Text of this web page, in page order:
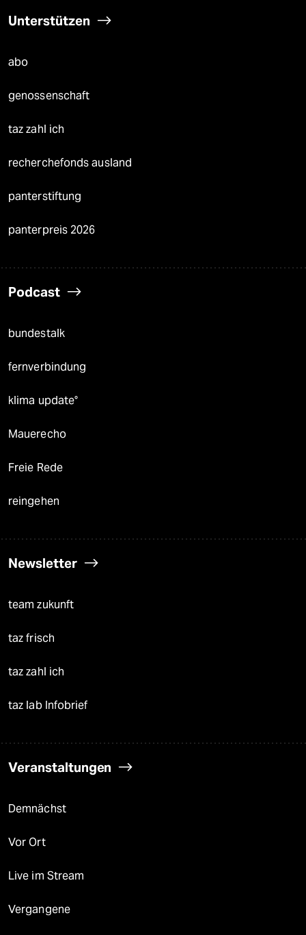
Unterstützen
abo
genossenschaft
taz zahl ich
recherchefonds ausland
panterstiftung
panterpreis 2026
Podcast
bundestalk
fernverbindung
klima update°
Mauerecho
Freie Rede
reingehen
Newsletter
team zukunft
taz frisch
taz zahl ich
taz lab Infobrief
Veranstaltungen
Demnächst
Vor Ort
Live im Stream
Vergangene